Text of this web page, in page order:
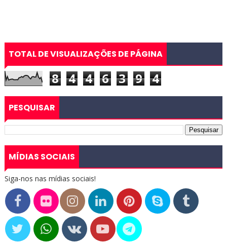
TOTAL DE VISUALIZAÇÕES DE PÁGINA
8 4 4 6 3 9 4
PESQUISAR
MÍDIAS SOCIAIS
Siga-nos nas mídias sociais!